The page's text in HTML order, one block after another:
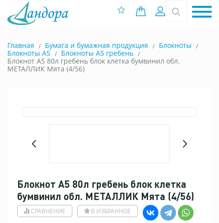
0 позиций
Вход
Главная Бумага и бумажная продукция
Блокноты
Блокноты A5
Блокноты А5 гребень
Блокнот А5 80л гребень блок клетка бумвинил обл.
МЕТАЛЛИК Мята (4/56)
Блокнот А5 80л гребень блок клетка
бумвинил обл. МЕТАЛЛИК Мята (4/56)
СРАВНЕНИЕ В ИЗБРАННОЕ